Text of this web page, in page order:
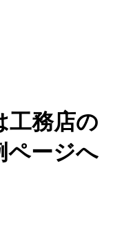
工務店の
ページへ